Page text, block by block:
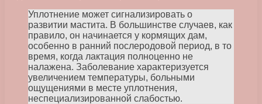
Уплотнение может сигнализировать о
развитии мастита. В большинстве случаев, как
правило, он начинается у кормящих дам,
особенно в ранний послеродовой период, в то
время, когда лактация полноценно не
налажена. Заболевание характеризуется
увеличением температуры, больными
ощущениями в месте уплотнения,
неспециализированной слабостью.